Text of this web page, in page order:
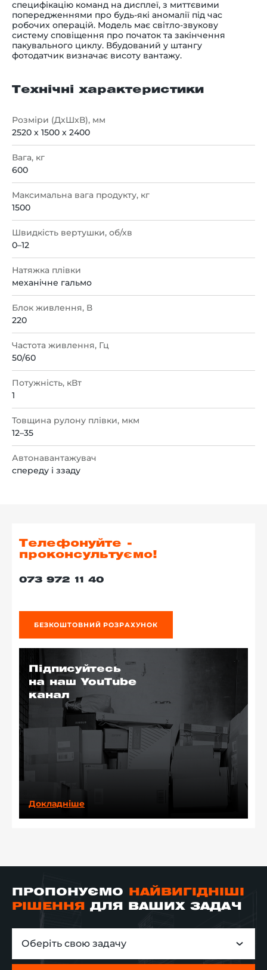
специфікацію команд на дисплеї, з миттєвими
попередженнями про будь-які аномалії під час
робочих операцій. Модель має світло-звукову
систему сповіщення про початок та закінчення
пакувального циклу. Вбудований у штангу
фотодатчик визначає висоту вантажу.
Технічні характеристики
Розміри (ДхШхВ), мм
2520 х 1500 х 2400
Вага, кг
600
Максимальна вага продукту, кг
1500
Швидкість вертушки, об/хв
0–12
Натяжка плівки
механічне гальмо
Блок живлення, В
220
Частота живлення, Гц
50/60
Потужність, кВт
1
Товщина рулону плівки, мкм
12–35
Автонавантажувач
спереду і ззаду
Телефонуйте -
проконсультуємо!
073 972 11 40
БЕЗКОШТОВНИЙ РОЗРАХУНОК
Підписуйтесь
на наш YouTube
канал
Докладніше
ПРОПОНУЄМО
НАЙВИГІДНІШІ
РІШЕННЯ
ДЛЯ ВАШИХ ЗАДАЧ
Оберіть свою задачу